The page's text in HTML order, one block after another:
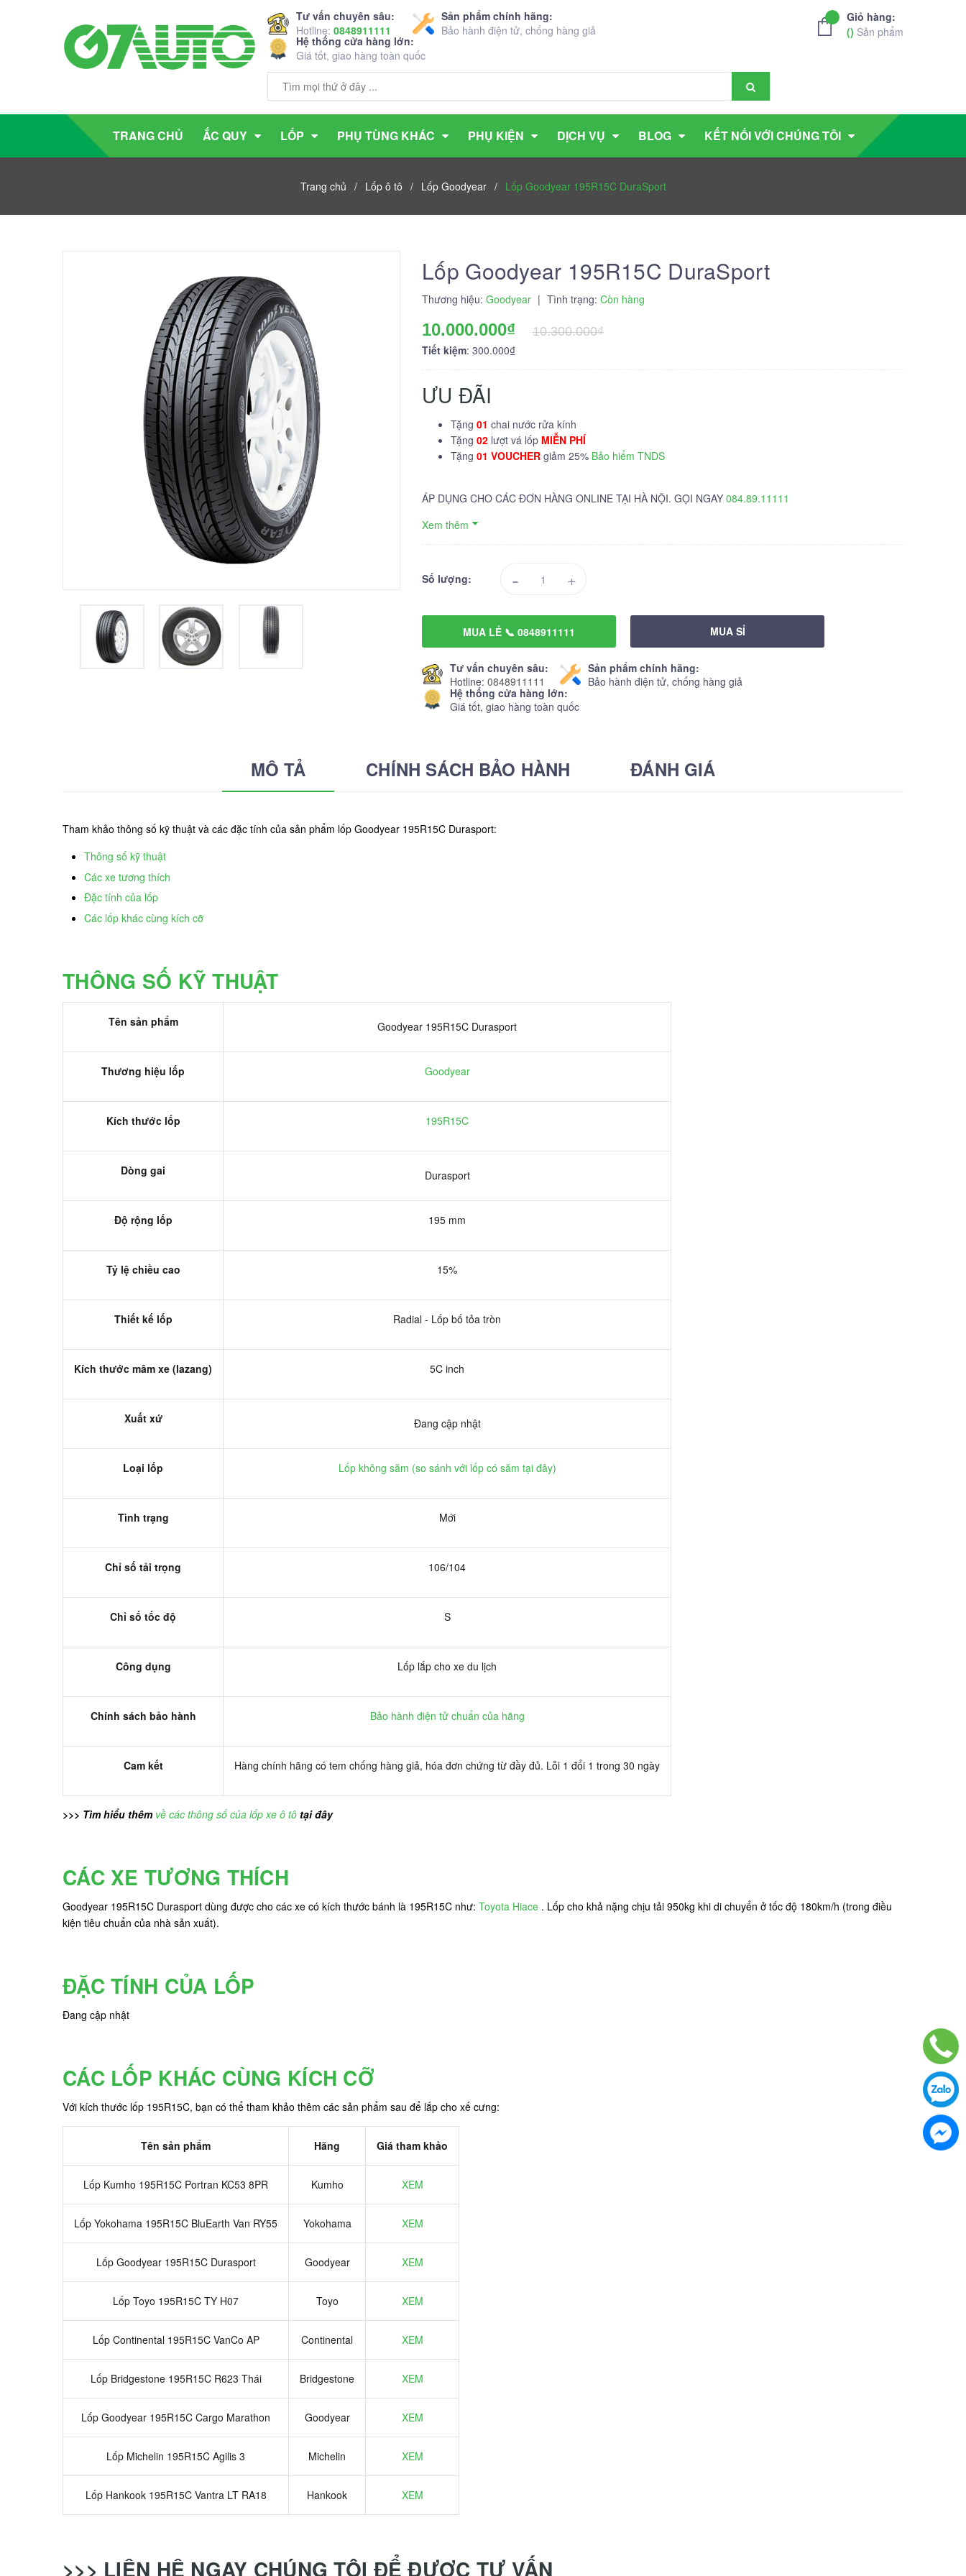
Tư vấn chuyên sâu:
Hotline: 0848911111
Sản phẩm chính hãng:
Bảo hành điện tử, chống hàng giả
Hệ thống cửa hàng lớn:
Giá tốt, giao hàng toàn quốc
Giỏ hàng:
() Sản phẩm
TRANG CHỦ ẮC QUY LỐP PHỤ TÙNG KHÁC PHỤ KIỆN DỊCH VỤ BLOG KẾT NỐI VỚI CHÚNG TÔI
Trang chủ / Lốp ô tô / Lốp Goodyear / Lốp Goodyear 195R15C DuraSport
Lốp Goodyear 195R15C DuraSport
Thương hiệu: Goodyear | Tình trạng: Còn hàng
10.000.000₫
10.300.000₫
Tiết kiệm: 300.000₫
ƯU ĐÃI
Tặng 01 chai nước rửa kính
Tặng 02 lượt vá lốp MIỄN PHÍ
Tặng 01 VOUCHER giảm 25% Bảo hiểm TNDS
ÁP DỤNG CHO CÁC ĐƠN HÀNG ONLINE TẠI HÀ NỘI. GỌI NGAY 084.89.11111
Xem thêm
Số lượng: - +
MUA LẺ 📞 0848911111 MUA SỈ
Tư vấn chuyên sâu:
Hotline: 0848911111
Sản phẩm chính hãng:
Bảo hành điện tử, chống hàng giả
Hệ thống cửa hàng lớn:
Giá tốt, giao hàng toàn quốc
MÔ TẢ CHÍNH SÁCH BẢO HÀNH ĐÁNH GIÁ
Tham khảo thông số kỹ thuật và các đặc tính của sản phẩm lốp Goodyear 195R15C Durasport:
Thông số kỹ thuật
Các xe tương thích
Đặc tính của lốp
Các lốp khác cùng kích cỡ
THÔNG SỐ KỸ THUẬT
Tên sản phẩm Goodyear 195R15C Durasport
Thương hiệu lốp Goodyear
Kích thước lốp 195R15C
Dòng gai Durasport
Độ rộng lốp 195 mm
Tỷ lệ chiều cao 15%
Thiết kế lốp Radial - Lốp bố tỏa tròn
Kích thước mâm xe (lazang) 5C inch
Xuất xứ Đang cập nhật
Loại lốp Lốp không săm (so sánh với lốp có săm tại đây)
Tình trạng Mới
Chỉ số tải trọng 106/104
Chỉ số tốc độ S
Công dụng Lốp lắp cho xe du lịch
Chính sách bảo hành Bảo hành điện tử chuẩn của hãng
Cam kết Hàng chính hãng có tem chống hàng giả, hóa đơn chứng từ đầy đủ. Lỗi 1 đổi 1 trong 30 ngày
>>> Tìm hiểu thêm về các thông số của lốp xe ô tô tại đây
CÁC XE TƯƠNG THÍCH
Goodyear 195R15C Durasport dùng được cho các xe có kích thước bánh là 195R15C như: Toyota Hiace . Lốp cho khả nặng chịu tải 950kg khi di chuyển ở tốc độ 180km/h (trong điều
kiện tiêu chuẩn của nhà sản xuất).
ĐẶC TÍNH CỦA LỐP
Đang cập nhật
CÁC LỐP KHÁC CÙNG KÍCH CỠ
Với kích thước lốp 195R15C, bạn có thể tham khảo thêm các sản phẩm sau để lắp cho xế cưng:
Tên sản phẩm Hãng Giá tham khảo
Lốp Kumho 195R15C Portran KC53 8PR Kumho XEM
Lốp Yokohama 195R15C BluEarth Van RY55 Yokohama XEM
Lốp Goodyear 195R15C Durasport Goodyear XEM
Lốp Toyo 195R15C TY H07 Toyo XEM
Lốp Continental 195R15C VanCo AP Continental XEM
Lốp Bridgestone 195R15C R623 Thái Bridgestone XEM
Lốp Goodyear 195R15C Cargo Marathon Goodyear XEM
Lốp Michelin 195R15C Agilis 3 Michelin XEM
Lốp Hankook 195R15C Vantra LT RA18 Hankook XEM
>>> LIÊN HỆ NGAY CHÚNG TÔI ĐỂ ĐƯỢC TƯ VẤN